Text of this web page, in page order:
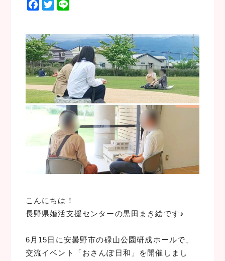
F
e
b
o
o
k
T
t
t
e
r
e
こんにちは！
長野県婚活支援センターの黒田まき絵です♪
6月15日に安曇野市の碌山公園研成ホールで、
交流イベント「おさんぽ日和」を開催しまし